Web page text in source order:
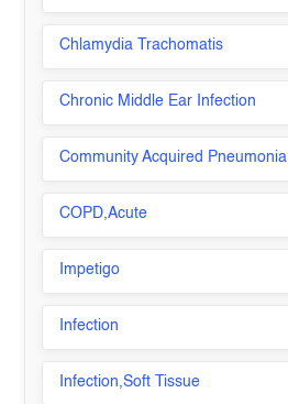
Chlamydia Trachomatis
Chronic Middle Ear Infection
Community Acquired Pneumonia
COPD,Acute
Impetigo
Infection
Infection,Soft Tissue